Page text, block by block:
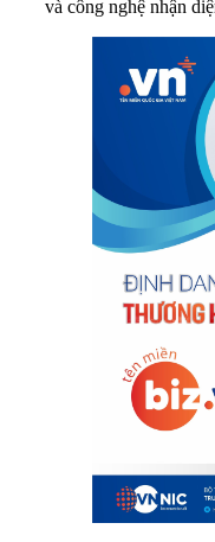
và công nghệ nhận